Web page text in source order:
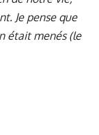
Je pense que
était menés (le